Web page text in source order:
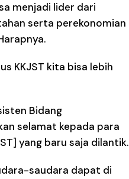
menjadi lider dari
serta perekonomian
KKJST kita bisa lebih
Bidang
selamat kepada para
yang baru saja dilantik.
saudara dapat di